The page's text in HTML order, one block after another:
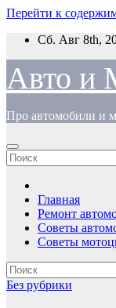
Перейти к
Сб. Авг 8th,
Авто и
Про автомобили и
Главная
Ремонт
Советы
Советы
Без рубрики